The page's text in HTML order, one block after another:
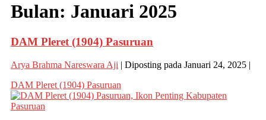
Bulan: Januari 2025
DAM Pleret (1904) Pasuruan
Arya Brahma Nareswara Aji | Diposting pada Januari 24, 2025 |
DAM Pleret (1904) Pasuruan